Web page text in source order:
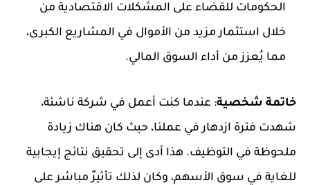
الحكومات للقضاء على المشكلات الاقتصادية من
خلال استثمار مزيد من الأموال في المشاريع الكبرى،
مما يُعزز من أداء السوق المالي.
خاتمة شخصية: عندما كنت أعمل في شركة ناشئة،
شهدت فترة ازدهار في عملنا، حيث كان هناك زيادة
ملحوظة في التوظيف. هذا أدى إلى تحقيق نتائج إيجابية
للغاية في سوق الأسهم، وكان لذلك تأثيرٌ مباشر على